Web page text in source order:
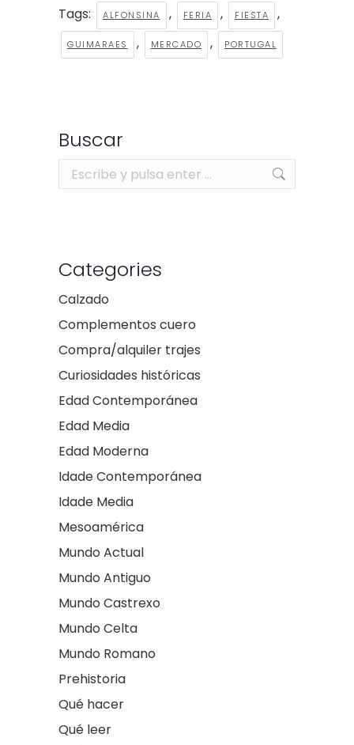
Tags: ALFONSINA , FERIA , FIESTA ,
GUIMARAES , MERCADO , PORTUGAL
Buscar
Buscar:
Categories
Calzado
Complementos cuero
Compra/alquiler trajes
Curiosidades históricas
Edad Contemporánea
Edad Media
Edad Moderna
Idade Contemporánea
Idade Media
Mesoamérica
Mundo Actual
Mundo Antiguo
Mundo Castrexo
Mundo Celta
Mundo Romano
Prehistoria
Qué hacer
Qué leer